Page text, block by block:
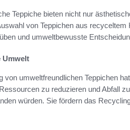
Teppiche bieten nicht nur
von Teppichen aus
und umweltbewusste
Umwelt
von umweltfreundlichen Teppichen
zu reduzieren und Abfall
würden. Sie fördern das